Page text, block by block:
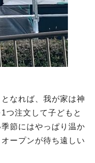
なれば、我が家は神
つ注文して子どもと
節にはやっぱり温か
ープンが待ち遠しい